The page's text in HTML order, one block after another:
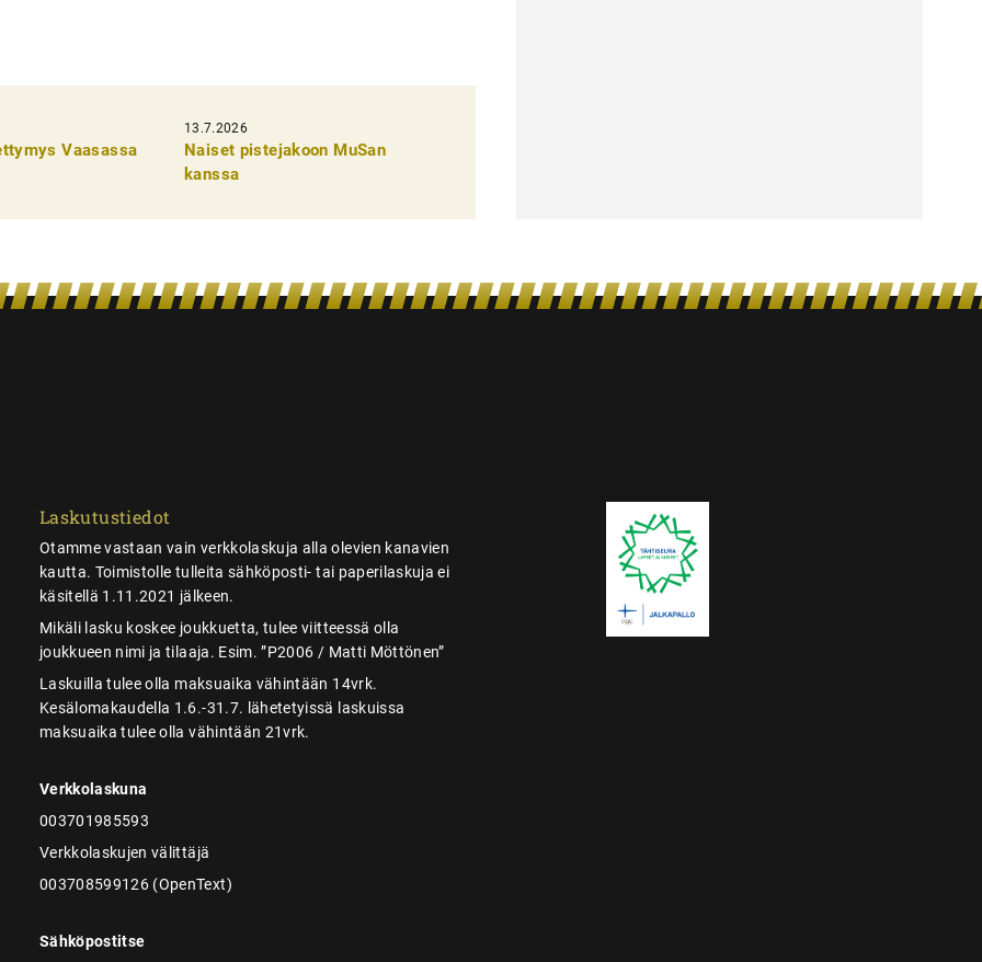
Vaasassa
13.7.2026
Naiset pistejakoon MuSan
kanssa
Laskutustiedot
Otamme vastaan vain verkkolaskuja alla olevien kanavien
kautta. Toimistolle tulleita sähköposti- tai paperilaskuja ei
käsitellä 1.11.2021 jälkeen.
Mikäli lasku koskee joukkuetta, tulee viitteessä olla
joukkueen nimi ja tilaaja. Esim. ”P2006 / Matti Möttönen”
Laskuilla tulee olla maksuaika vähintään 14vrk.
Kesälomakaudella 1.6.-31.7. lähetetyissä laskuissa
maksuaika tulee olla vähintään 21vrk.
Verkkolaskuna
003701985593
Verkkolaskujen välittäjä
003708599126 (OpenText)
Sähköpostitse